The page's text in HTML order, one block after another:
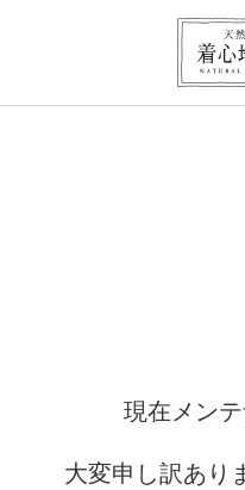
現在メンテ
大変申し訳あり